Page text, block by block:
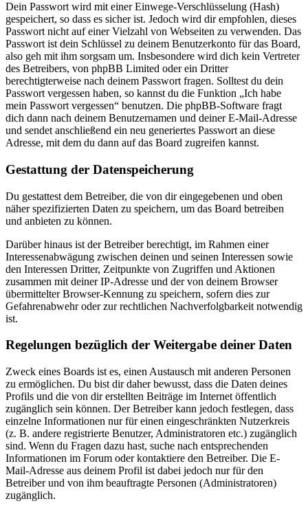
Dein Passwort wird mit einer Einwege-Verschlüsselung (Hash)
gespeichert, so dass es sicher ist. Jedoch wird dir empfohlen, dieses
Passwort nicht auf einer Vielzahl von Webseiten zu verwenden. Das
Passwort ist dein Schlüssel zu deinem Benutzerkonto für das Board,
also geh mit ihm sorgsam um. Insbesondere wird dich kein Vertreter
des Betreibers, von phpBB Limited oder ein Dritter
berechtigterweise nach deinem Passwort fragen. Solltest du dein
Passwort vergessen haben, so kannst du die Funktion „Ich habe
mein Passwort vergessen“ benutzen. Die phpBB-Software fragt
dich dann nach deinem Benutzernamen und deiner E-Mail-Adresse
und sendet anschließend ein neu generiertes Passwort an diese
Adresse, mit dem du dann auf das Board zugreifen kannst.
Gestattung der Datenspeicherung
Du gestattest dem Betreiber, die von dir eingegebenen und oben
näher spezifizierten Daten zu speichern, um das Board betreiben
und anbieten zu können.
Darüber hinaus ist der Betreiber berechtigt, im Rahmen einer
Interessenabwägung zwischen deinen und seinen Interessen sowie
den Interessen Dritter, Zeitpunkte von Zugriffen und Aktionen
zusammen mit deiner IP-Adresse und der von deinem Browser
übermittelter Browser-Kennung zu speichern, sofern dies zur
Gefahrenabwehr oder zur rechtlichen Nachverfolgbarkeit notwendig
ist.
Regelungen bezüglich der Weitergabe deiner Daten
Zweck eines Boards ist es, einen Austausch mit anderen Personen
zu ermöglichen. Du bist dir daher bewusst, dass die Daten deines
Profils und die von dir erstellten Beiträge im Internet öffentlich
zugänglich sein können. Der Betreiber kann jedoch festlegen, dass
einzelne Informationen nur für einen eingeschränkten Nutzerkreis
(z. B. andere registrierte Benutzer, Administratoren etc.) zugänglich
sind. Wenn du Fragen dazu hast, suche nach entsprechenden
Informationen im Forum oder kontaktiere den Betreiber. Die E-
Mail-Adresse aus deinem Profil ist dabei jedoch nur für den
Betreiber und von ihm beauftragte Personen (Administratoren)
zugänglich.